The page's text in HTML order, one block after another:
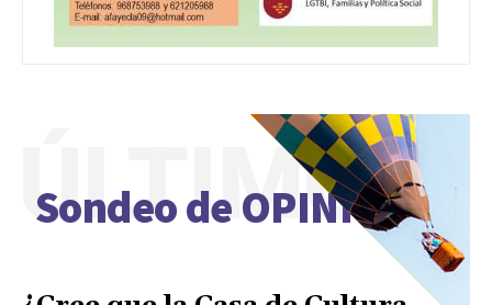
Sondeo de OPINIÓN
ÚLTIMO